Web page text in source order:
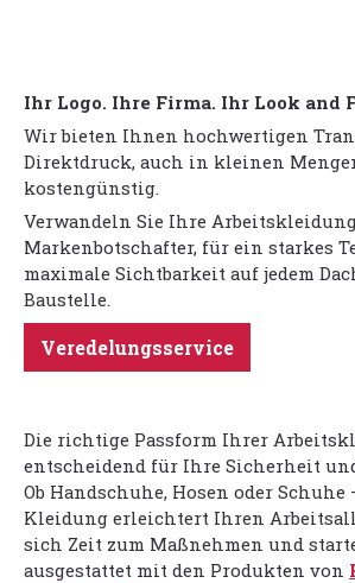
Ihr Logo. Ihre Firma. Ihr Look and
Wir bieten Ihnen hochwertigen
Direktdruck, auch in kleinen
kostengünstig.
Verwandeln Sie Ihre
Markenbotschafter, für ein starkes
maximale Sichtbarkeit auf jedem
Baustelle.
Veredelungsservice
Die richtige Passform Ihrer
entscheidend für Ihre Sicherheit
Ob Handschuhe, Hosen oder
Kleidung erleichtert Ihren
sich Zeit zum Maßnehmen und
ausgestattet mit den Produkten von